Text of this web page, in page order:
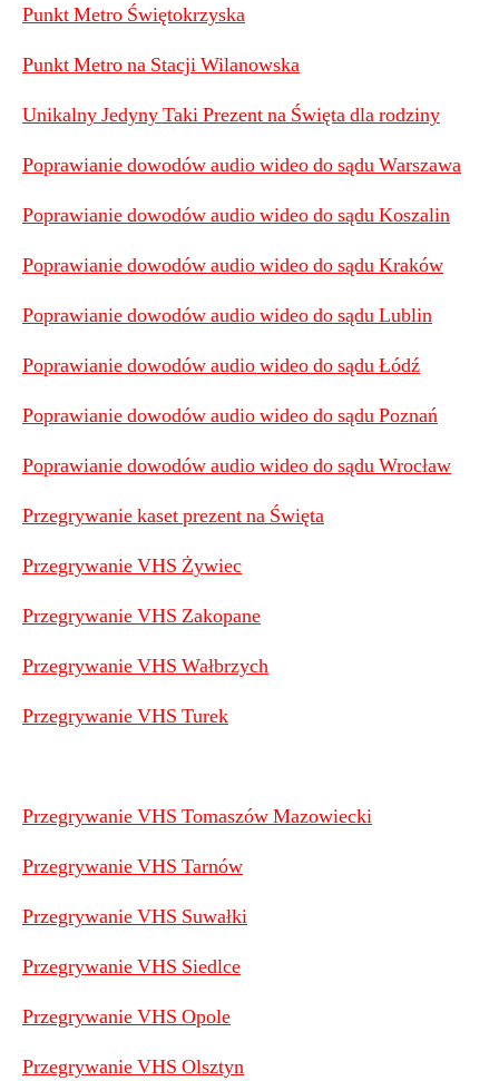
Punkt Metro Świętokrzyska
Punkt Metro na Stacji Wilanowska
Unikalny Jedyny Taki Prezent na Święta dla rodziny
Poprawianie dowodów audio wideo do sądu Warszawa
Poprawianie dowodów audio wideo do sądu Koszalin
Poprawianie dowodów audio wideo do sądu Kraków
Poprawianie dowodów audio wideo do sądu Lublin
Poprawianie dowodów audio wideo do sądu Łódź
Poprawianie dowodów audio wideo do sądu Poznań
Poprawianie dowodów audio wideo do sądu Wrocław
Przegrywanie kaset prezent na Święta
Przegrywanie VHS Żywiec
Przegrywanie VHS Zakopane
Przegrywanie VHS Wałbrzych
Przegrywanie VHS Turek
Przegrywanie VHS Tomaszów Mazowiecki
Przegrywanie VHS Tarnów
Przegrywanie VHS Suwałki
Przegrywanie VHS Siedlce
Przegrywanie VHS Opole
Przegrywanie VHS Olsztyn